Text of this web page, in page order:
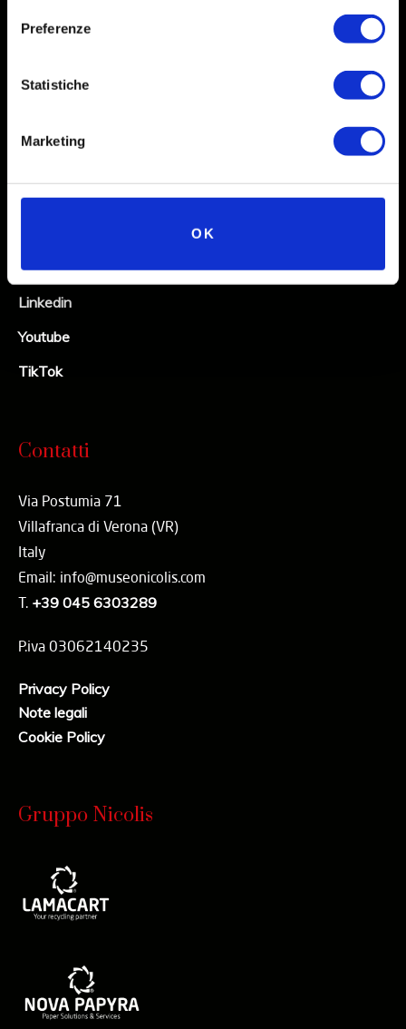
Preferenze
Statistiche
Marketing
OK
Social
Instagram
X
Linkedin
Youtube
TikTok
Contatti
Via Postumia 71
Villafranca di Verona (VR)
Italy
Email: info@museonicolis.com
T. +39 045 6303289
P.iva 03062140235
Privacy Policy
Note legali
Cookie Policy
Gruppo Nicolis